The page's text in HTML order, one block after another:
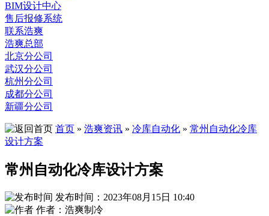
BIM设计中心
售后报修系统
联系浩爽
浩爽总部
北京分公司
武汉分公司
杭州分公司
成都分公司
新疆分公司
首页 » 浩爽资讯 » 冷库自动化 » 常州自动化冷库
设计方案
常州自动化冷库设计方案
发布时间：2023年08月15日 10:40
作者：浩爽制冷